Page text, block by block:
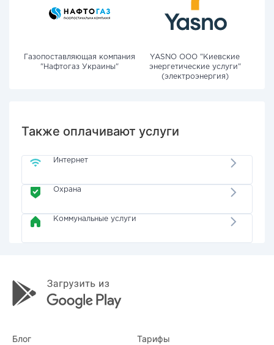
Газопоставляющая компания
"Нафтогаз Украины"
YASNO OOO "Киевские
энергетические услуги"
(электроэнергия)
Также оплачивают услуги
Интернет
Охрана
Коммунальные услуги
Блог Тарифы